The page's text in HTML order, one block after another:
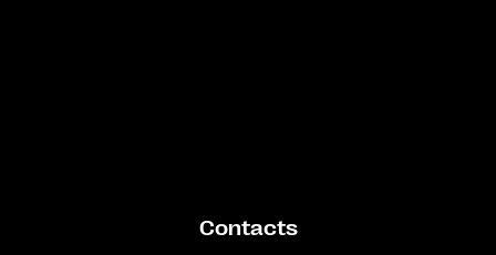
Contacts